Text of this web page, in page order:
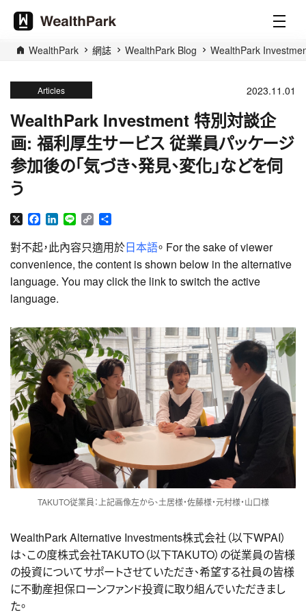
WealthPark 網誌 WealthPark Blog WealthPark
Articles 2023.11.01
WealthPark Investment 特別対談企
画: 福利厚生サービス 従業員パッケージ
参加後の「気づき、発見、変化」などを伺
う
X Facebook
LinkedIn
Line Copy
對不起，此內容只適用於日本語。 For the sake of viewer
convenience, the content is shown below in the alternative
language. You may click the link to switch the active
language.
TAKUTO従業員：上記画像左から、土居様・佐藤様・元村様・山口様
WealthPark Alternative Investments株式会社（以下WPAI）
は、この度株式会社TAKUTO（以下TAKUTO）の従業員の皆様
の投資についてサポートさせていただき、希望する社員の皆様
に不動産担保ローンファンド投資に取り組んでいただきまし
た。